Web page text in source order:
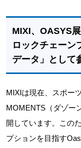
MIXI、OASYS
ロックチェーン
データ」として
MIXIは現在、スポー
MOMENTS（ダゾー
開しています。この
プションを目指す